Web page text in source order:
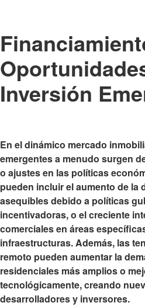
Inversión
En el dinámico mercado
emergentes a menudo surgen
o ajustes en las políticas
pueden incluir el aumento de la
asequibles debido a políticas
incentivadoras, o el creciente
comerciales en áreas
infraestructuras. Además, las
remoto pueden aumentar la
residenciales más amplios o
tecnológicamente, creando
desarrolladores y inversores.